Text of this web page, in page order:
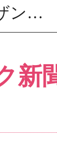
ン…